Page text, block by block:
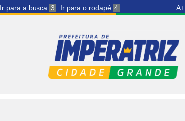
Ir para a busca 3 Ir para o rodapé 4 A+